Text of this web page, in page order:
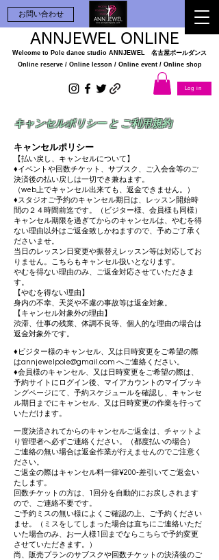
ANNJEWEL ONLINE
お問い合わせ
Welcome to Pole dance studio ANNJEWEL 名古屋ポールダンス
Online reserve / Online lesson / Online event / Online shop
Log in
​キャンセルポリシー と ご利用規約
キャンセルポリシー
【払い戻し、キャンセルについて】
♦︎イベントや回数チケット、サブスク、ご入会金等のご
決済後の払い戻しは一切でき兼ねます。
（web上でキャンセル出来ても、返金できません。）
♦︎スタジオご予約のキャンセル期日は、レッスン開始時
間の２４時間前迄です。（ビジター様、会員様も同様）
キャンセル期限を過ぎてからのキャンセルは、やむを得
ない理由以外はご返金致しかねますので、予めご了承く
ださいませ。
当日のレッスン日変更や振替えレッスン等は対応してお
りません。こちらもキャンセル扱いとなります。
やむを得ない理由のみ、ご返金対応させていただきま
す。
【やむを得ない理由】
身内の不幸、天災や不慮の事故等は返金対象。
【キャンセル対象外の理由】
渋滞、仕事の残業、体調不良等、個人的な理由の場合は
返金対象外です。
♦︎ビジター様のキャンセル、又は日時変更をご希望の際
はannjewelpole@gmail.com へご連絡ください。
♦︎会員様のキャンセル、又は日時変更をご希望の際は、
予約サイトにログイン後、マイアカウントのマイブッキ
ングページにて、予約スケジュールを確認し、キャンセ
ル期日までにキャンセル、又は日時変更の作業を行って
いただけます。
一度決済されてからのキャンセルご返金は、チャットよ
り管理者へ必ずご連絡ください。（都度払いの場合）
ご連絡の無い場合は返金作業が行えませんのでご注意く
ださい。
ご返金の際はキャンセル料一律¥200-差引いてご返金い
たします。
回数チケットの方は、1回分を自動的にお戻しされます
ので、ご連絡不要です。
ご予約ミスの無い様によくご確認の上、ご予約ください
ませ。（ミスをしてしまった場合は直ちにご連絡いただ
いた場合のみ、お一人様1回までならこちらで予約変更
させていただきます。）
​尚、販売プランのサブスクや回数チケットの決済後のご